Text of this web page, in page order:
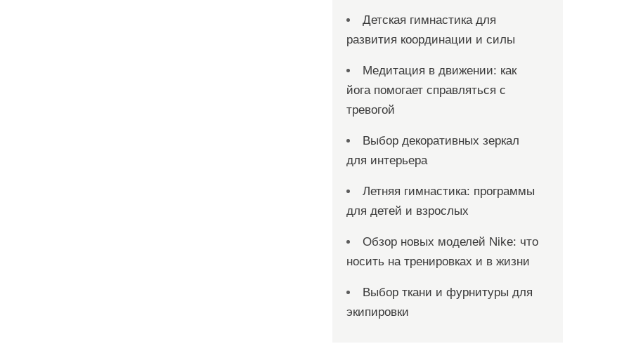
Детская гимнастика для
развития координации и силы
Медитация в движении: как
йога помогает справляться с
тревогой
Выбор декоративных зеркал
для интерьера
Летняя гимнастика: программы
для детей и взрослых
Обзор новых моделей Nike: что
носить на тренировках и в жизни
Выбор ткани и фурнитуры для
экипировки